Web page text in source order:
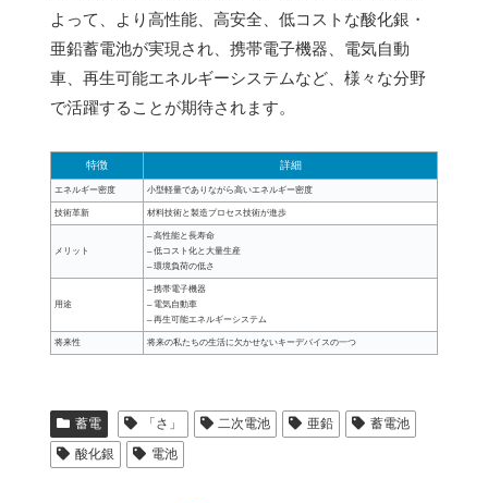
よって、より高性能、高安全、低コストな酸化銀・
亜鉛蓄電池が実現され、携帯電子機器、電気自動
車、再生可能エネルギーシステムなど、様々な分野
で活躍することが期待されます。
特徴 詳細
エネルギー密度 小型軽量でありながら高いエネルギー密度
技術革新 材料技術と製造プロセス技術が進歩
メリット
– 高性能と長寿命
– 低コスト化と大量生産
– 環境負荷の低さ
用途
– 携帯電子機器
– 電気自動車
– 再生可能エネルギーシステム
将来性 将来の私たちの生活に欠かせないキーデバイスの一つ
蓄電 「さ」 二次電池 亜鉛
蓄電池
酸化銀
電池